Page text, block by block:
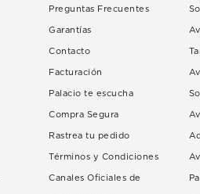
Preguntas Frecuentes
Garantías
Contacto
Facturación
Palacio te escucha
Compra Segura
Rastrea tu pedido
Términos y Condiciones
Canales Oficiales de